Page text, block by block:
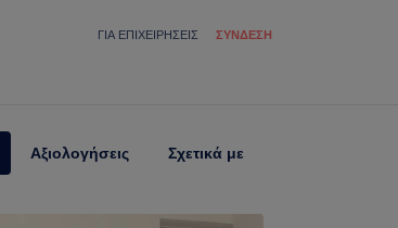
ΓΙΑ ΕΠΙΧΕΙΡΉΣΕΙΣ ΣΎΝΔΕΣΗ
Αξιολογήσεις Σχετικά με